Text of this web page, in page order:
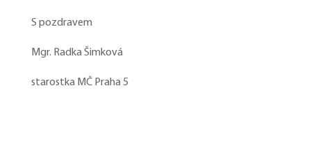
S pozdravem
Mgr. Radka Šimková
starostka MČ Praha 5